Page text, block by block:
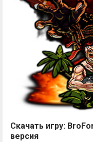
Скачать игру:
версия